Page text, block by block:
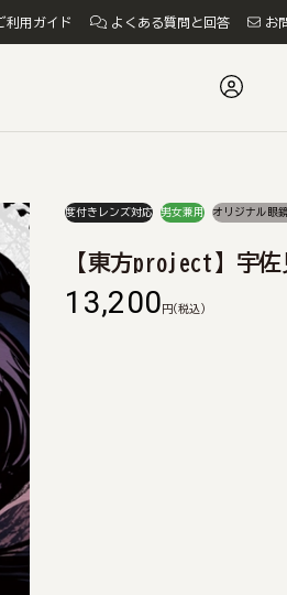
利用ガイド よくある質問と回答 お
度付きレンズ対応 男女兼用 オリジナル眼
【東方project】宇
13,200 円 (税込)